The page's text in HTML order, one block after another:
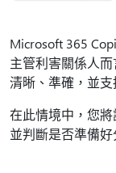
Microsoft 365
主管利害關係人
清晰、準確，並支
在此情境中，您
並判斷是否準備好